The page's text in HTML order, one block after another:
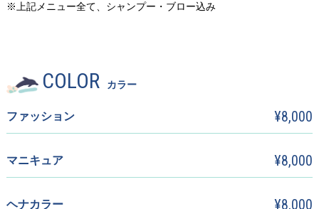
※上記メニュー全て、シャンプー・ブロー込み
COLOR カラー
ファッション ¥8,000
マニキュア ¥8,000
ヘナカラー ¥8,000